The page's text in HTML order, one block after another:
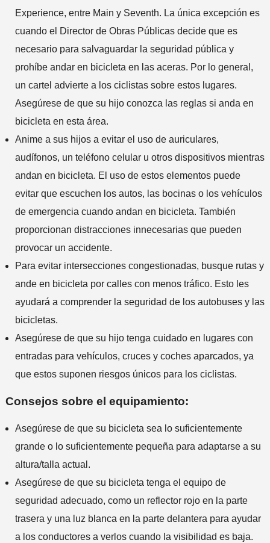
Experience, entre Main y Seventh. La única excepción es
cuando el Director de Obras Públicas decide que es
necesario para salvaguardar la seguridad pública y
prohíbe andar en bicicleta en las aceras. Por lo general,
un cartel advierte a los ciclistas sobre estos lugares.
Asegúrese de que su hijo conozca las reglas si anda en
bicicleta en esta área.
Anime a sus hijos a evitar el uso de auriculares,
audífonos, un teléfono celular u otros dispositivos mientras
andan en bicicleta. El uso de estos elementos puede
evitar que escuchen los autos, las bocinas o los vehículos
de emergencia cuando andan en bicicleta. También
proporcionan distracciones innecesarias que pueden
provocar un accidente.
Para evitar intersecciones congestionadas, busque rutas y
ande en bicicleta por calles con menos tráfico. Esto les
ayudará a comprender la seguridad de los autobuses y las
bicicletas.
Asegúrese de que su hijo tenga cuidado en lugares con
entradas para vehículos, cruces y coches aparcados, ya
que estos suponen riesgos únicos para los ciclistas.
Consejos sobre el equipamiento:
Asegúrese de que su bicicleta sea lo suficientemente
grande o lo suficientemente pequeña para adaptarse a su
altura/talla actual.
Asegúrese de que su bicicleta tenga el equipo de
seguridad adecuado, como un reflector rojo en la parte
trasera y una luz blanca en la parte delantera para ayudar
a los conductores a verlos cuando la visibilidad es baja.